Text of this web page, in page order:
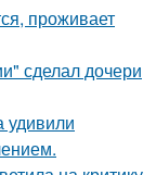
проживает
сделал дочери